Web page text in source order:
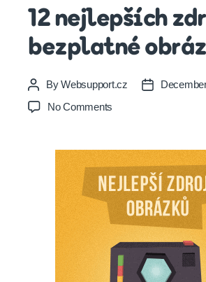
12 nejlepších
bezplatné
Post
author
ByWebsupport.cz
Post
No Comments
zdrojů
na
bezplatné
obrázky